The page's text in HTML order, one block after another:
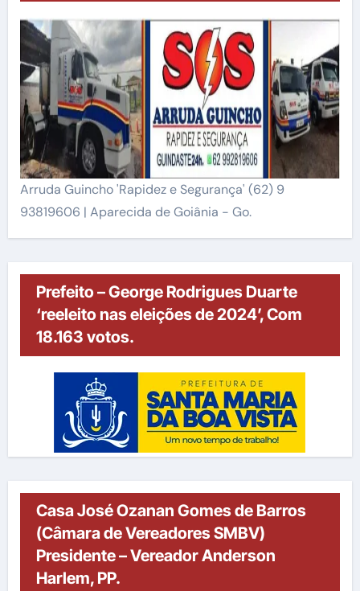
Arruda Guincho 'Rapidez e Segurança' (62) 9
93819606 | Aparecida de Goiânia - Go.
Prefeito – George Rodrigues Duarte
‘reeleito nas eleições de 2024’, Com
18.163 votos.
Casa José Ozanan Gomes de Barros
(Câmara de Vereadores SMBV)
Presidente – Vereador Anderson
Harlem, PP.